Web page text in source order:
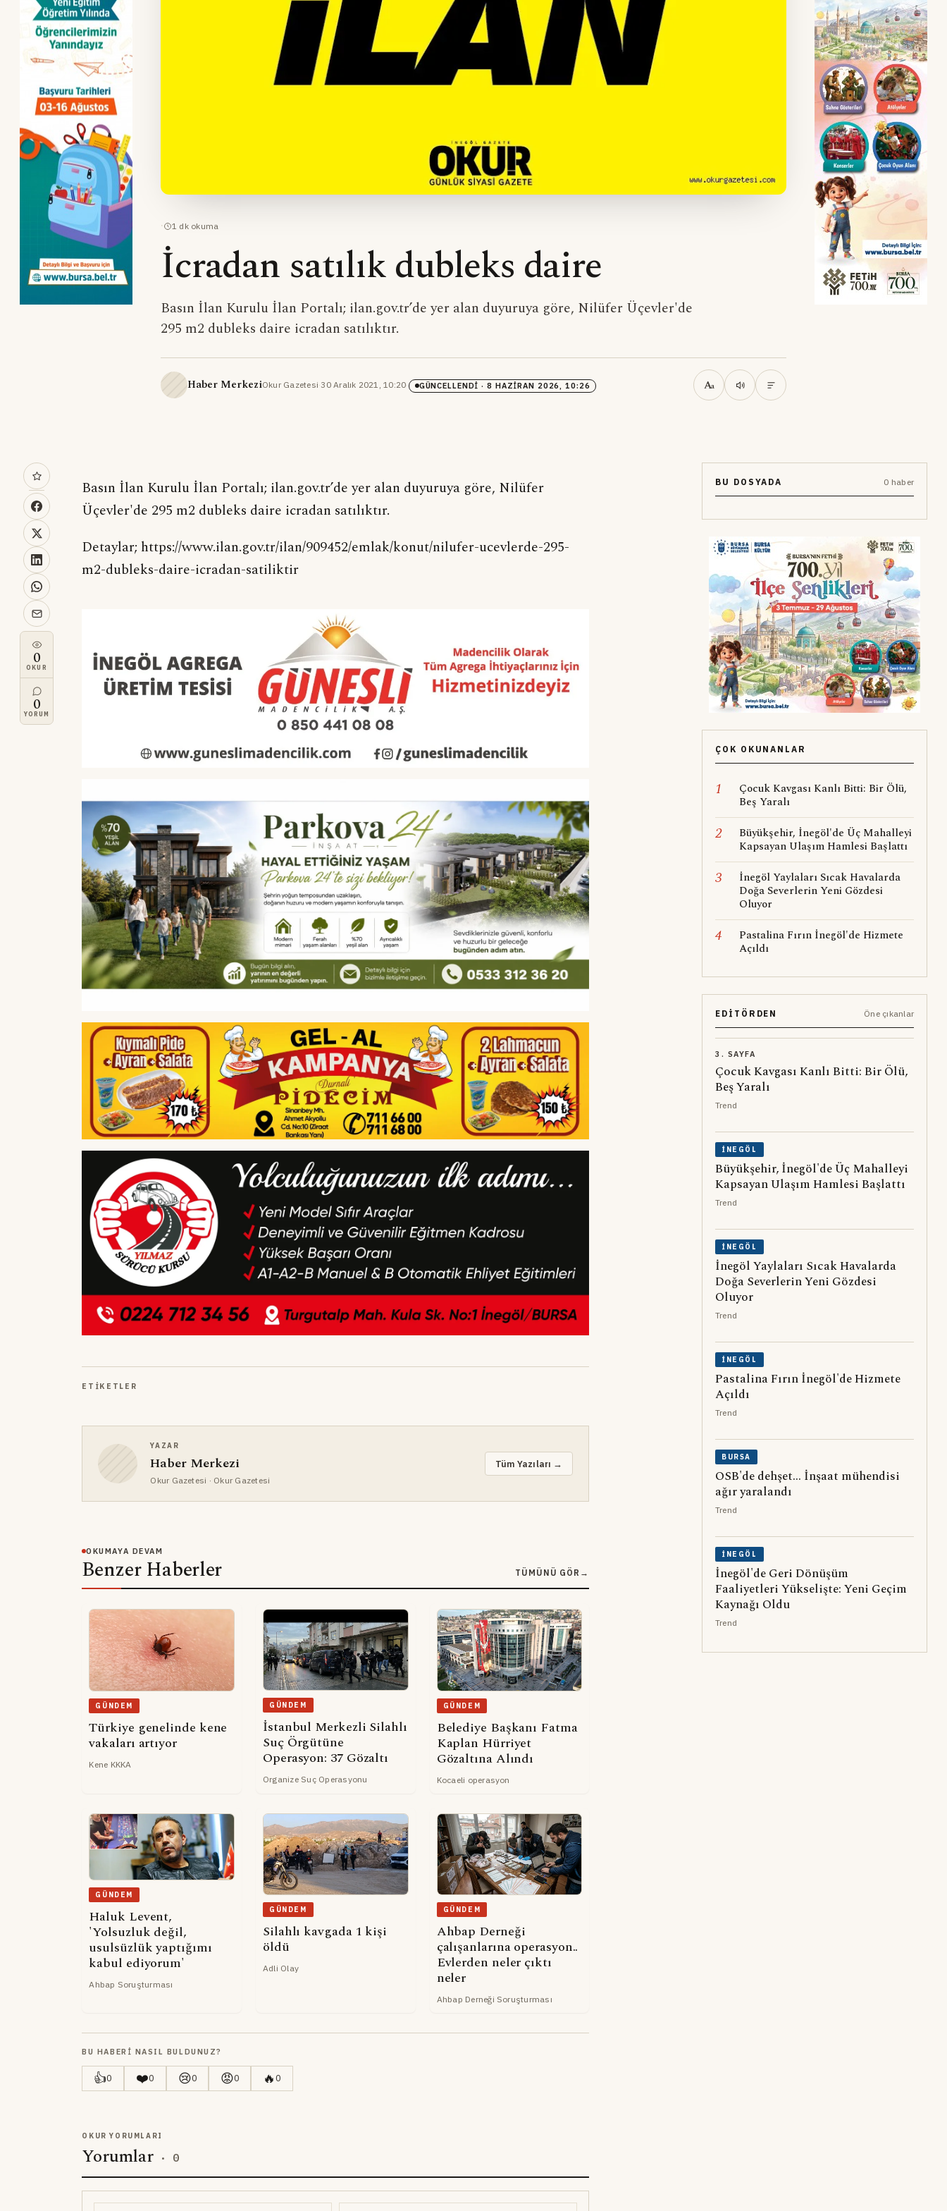
· 1 dk okuma
İcradan satılık dubleks daire
Basın İlan Kurulu İlan Portalı; ilan.gov.tr’de yer alan duyuruya göre, Nilüfer Üçevler'de
295 m2 dubleks daire icradan satılıktır.
Haber MerkeziOkur Gazetesi·30 Aralık 2021, 10:20· GÜNCELLENDI · 8 HAZIRAN 2026, 10:26 Aa
0
OKUR
0
YORUM
Basın İlan Kurulu İlan Portalı; ilan.gov.tr’de yer alan duyuruya göre, Nilüfer
Üçevler'de 295 m2 dubleks daire icradan satılıktır.
Detaylar; https://www.ilan.gov.tr/ilan/909452/emlak/konut/nilufer-ucevlerde-295-
m2-dubleks-daire-icradan-satiliktir
ETIKETLER
YAZAR
Haber Merkezi
Okur Gazetesi · Okur Gazetesi
Tüm Yazıları →
OKUMAYA DEVAM
Benzer Haberler TÜMÜNÜ GÖR →
GÜNDEM
Türkiye genelinde kene
vakaları artıyor
Kene KKKA
GÜNDEM
İstanbul Merkezli Silahlı
Suç Örgütüne
Operasyon: 37 Gözaltı
Organize Suç Operasyonu
GÜNDEM
Belediye Başkanı Fatma
Kaplan Hürriyet
Gözaltına Alındı
Kocaeli operasyon
GÜNDEM
Haluk Levent,
'Yolsuzluk değil,
usulsüzlük yaptığımı
kabul ediyorum'
Ahbap Soruşturması
GÜNDEM
Silahlı kavgada 1 kişi
öldü
Adli Olay
GÜNDEM
Ahbap Derneği
çalışanlarına operasyon..
Evlerden neler çıktı
neler
Ahbap Derneği Soruşturması
BU HABERI NASIL BULDUNUZ?
👍0 ❤️0 😢0 😡0 🔥0
OKUR YORUMLARI
Yorumlar · 0
BU DOSYADA 0 haber
ÇOK OKUNANLAR
1
Çocuk Kavgası Kanlı Bitti: Bir Ölü,
Beş Yaralı
2
Büyükşehir, İnegöl'de Üç Mahalleyi
Kapsayan Ulaşım Hamlesi Başlattı
3
İnegöl Yaylaları Sıcak Havalarda
Doğa Severlerin Yeni Gözdesi
Oluyor
4
Pastalina Fırın İnegöl'de Hizmete
Açıldı
EDITÖRDEN Öne çıkanlar
3. SAYFA
Çocuk Kavgası Kanlı Bitti: Bir Ölü,
Beş Yaralı
Trend
İNEGÖL
Büyükşehir, İnegöl'de Üç Mahalleyi
Kapsayan Ulaşım Hamlesi Başlattı
Trend
İNEGÖL
İnegöl Yaylaları Sıcak Havalarda
Doğa Severlerin Yeni Gözdesi
Oluyor
Trend
İNEGÖL
Pastalina Fırın İnegöl'de Hizmete
Açıldı
Trend
BURSA
OSB'de dehşet... İnşaat mühendisi
ağır yaralandı
Trend
İNEGÖL
İnegöl'de Geri Dönüşüm
Faaliyetleri Yükselişte: Yeni Geçim
Kaynağı Oldu
Trend